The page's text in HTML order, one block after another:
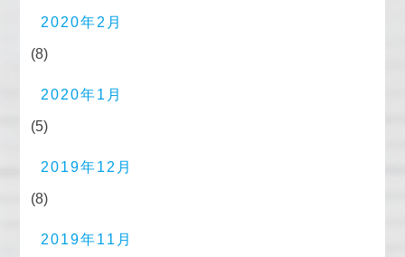
2020年2月
(8)
2020年1月
(5)
2019年12月
(8)
2019年11月